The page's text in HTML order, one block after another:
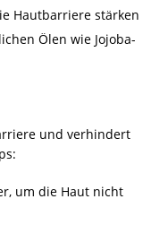
Hautbarriere stärken
Ölen wie Jojoba-
und verhindert
um die Haut nicht